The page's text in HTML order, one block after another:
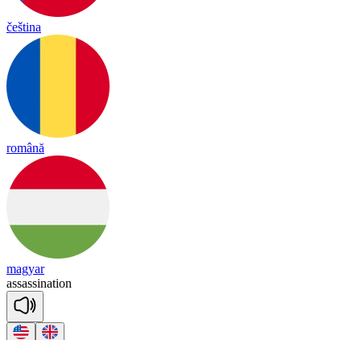
čeština
română
magyar
assassination